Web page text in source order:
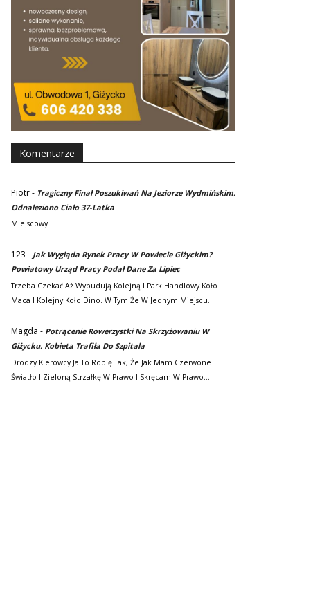
Komentarze
Piotr- Tragiczny Finał Poszukiwań Na Jeziorze Wydmińskim.
Odnaleziono Ciało 37-Latka
Miejscowy
123 - Jak Wygląda Rynek Pracy W Powiecie Giżyckim?
Powiatowy Urząd Pracy Podał Dane Za Lipiec
Trzeba Czekać Aż Wybudują Kolejną I Park Handlowy Koło
Maca I Kolejny Koło Dino. W Tym Że W Jednym Miejscu…
Magda - Potrącenie Rowerzystki Na Skrzyżowaniu W
Giżycku. Kobieta Trafiła Do Szpitala
Drodzy Kierowcy Ja To Robię Tak, Że Jak Mam Czerwone
Światło I Zieloną Strzałkę W Prawo I Skręcam W Prawo…